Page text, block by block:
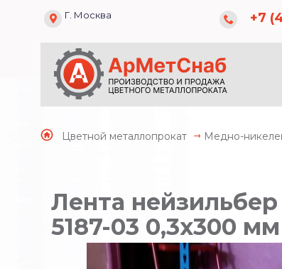
+7
Г. Москва
Цветной металлопрокат Медно-
Лента
5187-03 0,3х300 мм